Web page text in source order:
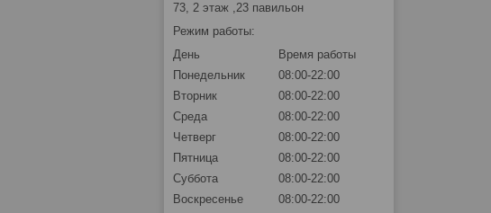
73, 2 этаж ,23 павильон
Режим работы:
День
Время работы
Понедельник
08:00-22:00
Вторник
08:00-22:00
Среда
08:00-22:00
Четверг
08:00-22:00
Пятница
08:00-22:00
Суббота
08:00-22:00
Воскресенье
08:00-22:00